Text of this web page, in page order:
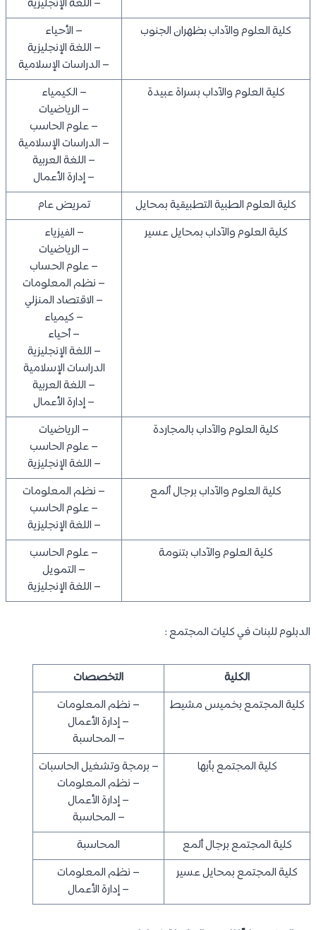
– اللغة الإنجليزية
كلية العلوم والآداب بظهران الجنوب
– الأحياء
– اللغة الإنجليزية
– الدراسات الإسلامية
كلية العلوم والآداب بسراة عبيدة
– الكيمياء
– الرياضيات
– علوم الحاسب
– الدراسات الإسلامية
– اللغة العربية
– إدارة الأعمال
كلية العلوم الطبية التطبيقية بمحايل
تمريض عام
كلية العلوم والآداب بمحايل عسير
– الفيزياء
– الرياضيات
– علوم الحساب
– نظم المعلومات
– الاقتصاد المنزلي
– كيمياء
– أحياء
– اللغة الإنجليزية
الدراسات الإسلامية
– اللغة العربية
– إدارة الأعمال
كلية العلوم والآداب بالمجاردة
– الرياضيات
– علوم الحاسب
– اللغة الإنجليزية
كلية العلوم والآداب برجال ألمع
– نظم المعلومات
– علوم الحاسب
– اللغة الإنجليزية
كلية العلوم والآداب بتنومة
– علوم الحاسب
– التمويل
– اللغة الإنجليزية
الدبلوم للبنات في كليات المجتمع :
الكلية
التخصصات
كلية المجتمع بخميس مشيط
– نظم المعلومات
– إدارة الأعمال
– المحاسبة
كلية المجتمع بأبها
– برمجة وتشغيل الحاسبات
– نظم المعلومات
– إدارة الأعمال
– المحاسبة
كلية المجتمع برجال ألمع
المحاسبة
كلية المجتمع بمحايل عسير
– نظم المعلومات
– إدارة الأعمال